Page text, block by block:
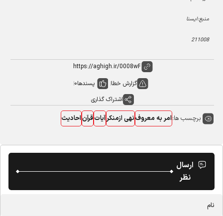
منبع:ایسنا
211008
گزارش خطا پسندها0
اشتراک گذاری
برچسب ها:امر به معروفنهی ازمنکرآیاتقرآناحادیث
ارسال
نظر